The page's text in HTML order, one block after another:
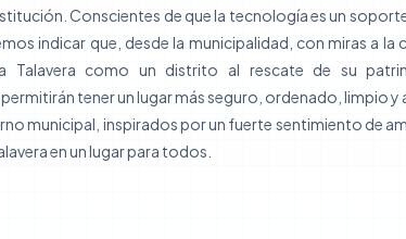
Conscientes de que la tecnología es un
indicar que, desde la municipalidad, con miras a la
a Talavera como un distrito al rescate de su
tener un lugar más seguro, ordenado, limpio y
municipal, inspirados por un fuerte sentimiento de
en un lugar para todos.